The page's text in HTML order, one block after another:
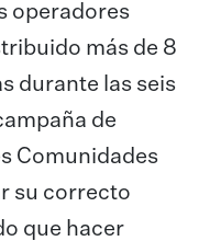
operadores
más de 8
durante las seis
de
Comunidades
su correcto
que hacer